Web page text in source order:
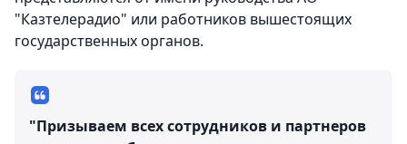
"Казтелерадио" или работников вышестоящих
государственных органов.
"Призываем всех сотрудников и партнеров